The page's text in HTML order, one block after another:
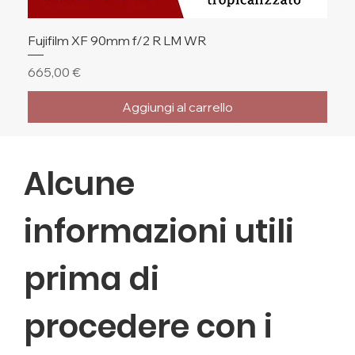
Alcune
informazioni utili
prima di
procedere con i
Fujifilm XF 90mm f/2 R LM WR
Prezzo
665,00 €
Aggiungi al carrello